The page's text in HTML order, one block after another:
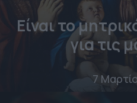
Είναι το
για τις
7